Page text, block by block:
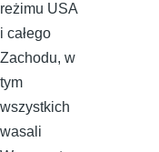
reżimu USA
i całego
Zachodu, w
tym
wszystkich
wasali